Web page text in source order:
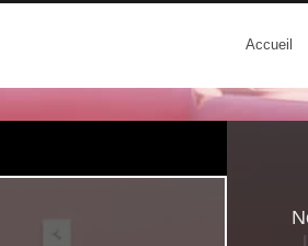
Accueil